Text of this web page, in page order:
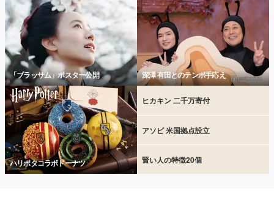
「ブラッサム」ポスター公開 深澤 有田とのテンポ手応え
ハリポタコラボドーナツ
ヒカキン 二千万寄付
アソビ 米国拠点設立
賢い人の特徴20個